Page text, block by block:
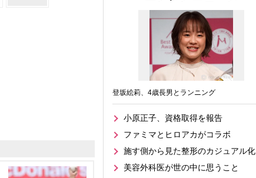
登坂絵莉、4歳長男とランニング
小原正子、資格取得を報告
ファミマとヒロアカがコラボ
施す側から見た整形のカジュアル化
美容外科医が世の中に思うこと